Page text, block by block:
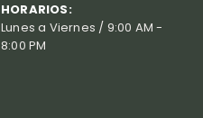
HORARIOS:
Lunes a Viernes / 9:00 AM -
8:00 PM